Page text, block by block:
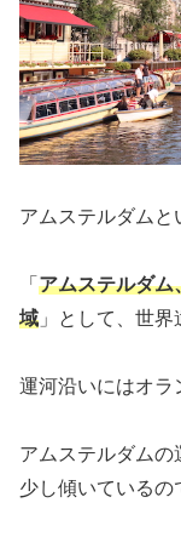
アムステルダムと
「 アムステルダム
域 」として、世界
運河沿いにはオラ
アムステルダムの
少し傾いているの